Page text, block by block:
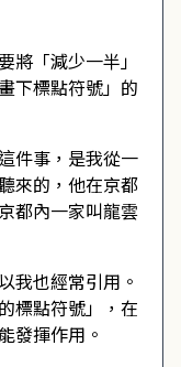
「減少一半」
下標點符號」的
件事，是我從一
來的，他在京都
都內一家叫龍雲
也經常引用。
標點符號」，在
發揮作用。